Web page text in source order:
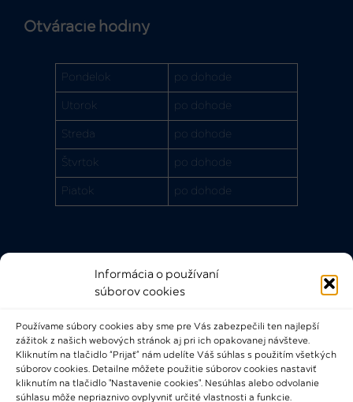
Informácia o používaní
súborov cookies
Používame súbory cookies aby sme pre Vás zabezpečili ten najlepší
zážitok z našich webových stránok aj pri ich opakovanej návšteve.
Kliknutím na tlačidlo “Prijať” nám udelíte Váš súhlas s použitím všetkých
súborov cookies. Detailne môžete použitie súborov cookies nastaviť
kliknutím na tlačidlo "Nastavenie cookies". Nesúhlas alebo odvolanie
súhlasu môže nepriaznivo ovplyvniť určité vlastnosti a funkcie.
Otváracie hodiny
Pondelok po dohode
Utorok po dohode
Streda po dohode
Štvrtok po dohode
Piatok po dohode
Rýchle odkazy
Bádateľský poriadok
Knižničný a výpožičný poriadok
Všeobecné podmienky